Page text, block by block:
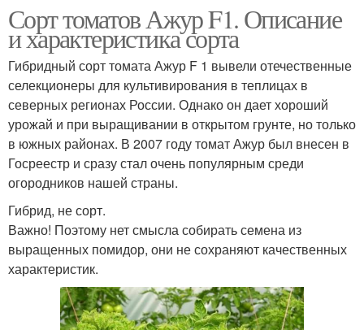
Сорт томатов Ажур F1. Описание
и характеристика сорта
Гибридный сорт томата Ажур F 1 вывели отечественные
селекционеры для культивирования в теплицах в
северных регионах России. Однако он дает хороший
урожай и при выращивании в открытом грунте, но только
в южных районах. В 2007 году томат Ажур был внесен в
Госреестр и сразу стал очень популярным среди
огородников нашей страны.
Гибрид, не сорт.
Важно! Поэтому нет смысла собирать семена из
выращенных помидор, они не сохраняют качественных
характеристик.